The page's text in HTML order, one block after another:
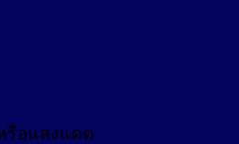
รือแสงแดด